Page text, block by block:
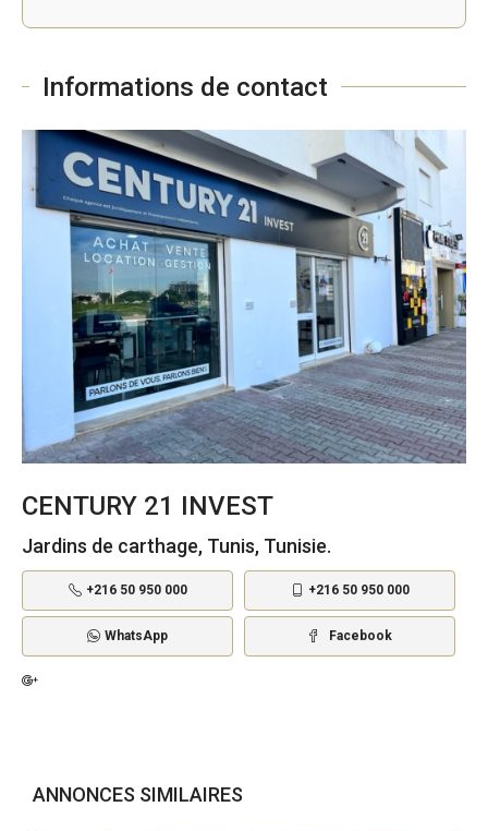
Informations de contact
CENTURY 21 INVEST
Jardins de carthage, Tunis, Tunisie.
+216 50 950 000 +216 50 950 000
WhatsApp Facebook
ANNONCES SIMILAIRES